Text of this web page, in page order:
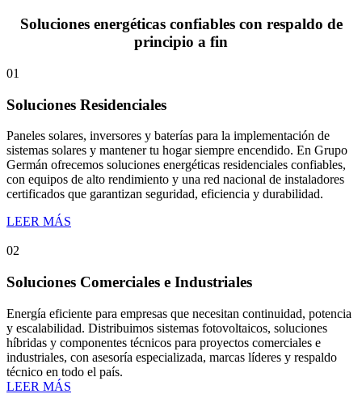
Soluciones energéticas confiables con respaldo de
principio a fin
01
Soluciones Residenciales
Paneles solares, inversores y baterías para la implementación de
sistemas solares y mantener tu hogar siempre encendido. En Grupo
Germán ofrecemos soluciones energéticas residenciales confiables,
con equipos de alto rendimiento y una red nacional de instaladores
certificados que garantizan seguridad, eficiencia y durabilidad.
LEER MÁS
02
Soluciones Comerciales e Industriales
Energía eficiente para empresas que necesitan continuidad, potencia
y escalabilidad. Distribuimos sistemas fotovoltaicos, soluciones
híbridas y componentes técnicos para proyectos comerciales e
industriales, con asesoría especializada, marcas líderes y respaldo
técnico en todo el país.
LEER MÁS